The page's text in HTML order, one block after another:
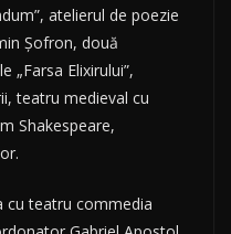
atelierul de poezie
Şofron, două
„Farsa Elixirului”,
teatru medieval cu
Shakespeare,
cu teatru commedia